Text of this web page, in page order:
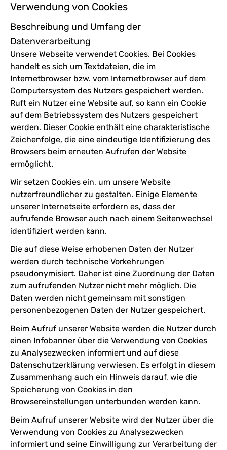
Verwendung von Cookies
Beschreibung und Umfang der
Datenverarbeitung
Unsere Webseite verwendet Cookies. Bei Cookies
handelt es sich um Textdateien, die im
Internetbrowser bzw. vom Internetbrowser auf dem
Computersystem des Nutzers gespeichert werden.
Ruft ein Nutzer eine Website auf, so kann ein Cookie
auf dem Betriebssystem des Nutzers gespeichert
werden. Dieser Cookie enthält eine charakteristische
Zeichenfolge, die eine eindeutige Identifizierung des
Browsers beim erneuten Aufrufen der Website
ermöglicht.
Wir setzen Cookies ein, um unsere Website
nutzerfreundlicher zu gestalten. Einige Elemente
unserer Internetseite erfordern es, dass der
aufrufende Browser auch nach einem Seitenwechsel
identifiziert werden kann.
Die auf diese Weise erhobenen Daten der Nutzer
werden durch technische Vorkehrungen
pseudonymisiert. Daher ist eine Zuordnung der Daten
zum aufrufenden Nutzer nicht mehr möglich. Die
Daten werden nicht gemeinsam mit sonstigen
personenbezogenen Daten der Nutzer gespeichert.
Beim Aufruf unserer Website werden die Nutzer durch
einen Infobanner über die Verwendung von Cookies
zu Analysezwecken informiert und auf diese
Datenschutzerklärung verwiesen. Es erfolgt in diesem
Zusammenhang auch ein Hinweis darauf, wie die
Speicherung von Cookies in den
Browsereinstellungen unterbunden werden kann.
Beim Aufruf unserer Website wird der Nutzer über die
Verwendung von Cookies zu Analysezwecken
informiert und seine Einwilligung zur Verarbeitung der